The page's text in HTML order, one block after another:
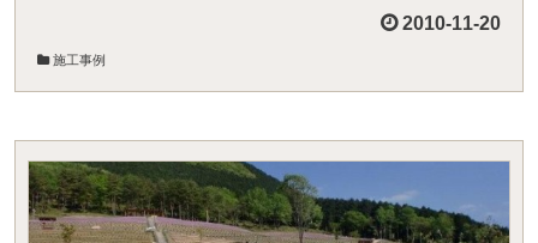
2010-11-20
施工事例